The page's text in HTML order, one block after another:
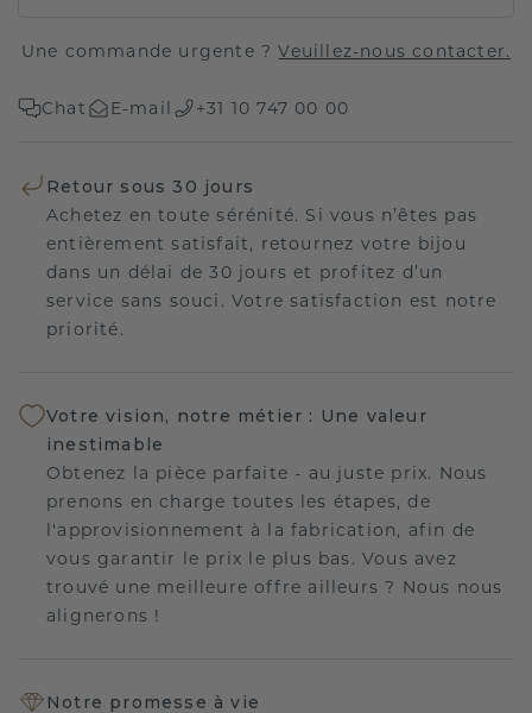
Une commande urgente ?Veuillez-nous contacter.
Chat E-mail +31 10 747 00 00
Retour sous 30 jours
Achetez en toute sérénité. Si vous n’êtes pas
entièrement satisfait, retournez votre bijou
dans un délai de 30 jours et profitez d’un
service sans souci. Votre satisfaction est notre
priorité.
Votre vision, notre métier : Une valeur
inestimable
Obtenez la pièce parfaite - au juste prix. Nous
prenons en charge toutes les étapes, de
l'approvisionnement à la fabrication, afin de
vous garantir le prix le plus bas. Vous avez
trouvé une meilleure offre ailleurs ? Nous nous
alignerons !
Notre promesse à vie